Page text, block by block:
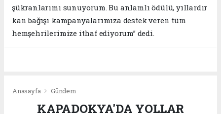
şükranlarımı sunuyorum. Bu anlamlı ödülü, yıllardır
kan bağışı kampanyalarımıza destek veren tüm
hemşehrilerimize ithaf ediyorum” dedi.
Anasayfa Gündem
KAPADOKYA'DA YOLLAR